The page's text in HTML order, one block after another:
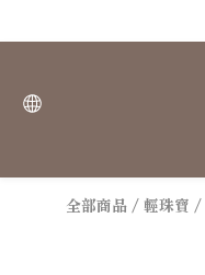
全部商品 / 輕珠寶 /